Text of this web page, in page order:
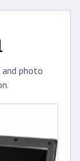
and photo